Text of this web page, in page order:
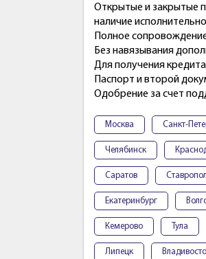
Открытые и закрытые
наличие
Полное
Без навязывания
Для получения
Паспорт и второй
Одобрение за счет
Москва Санкт-
Челябинск
Саратов
Екатеринбург
Кемерово Тула
Липецк